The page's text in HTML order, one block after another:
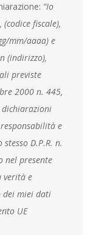
“Io
fiscale),
mm/aaaa) e
(indirizzo),
previste
2000 n. 445,
e
D.P.R. n.
nel presente
verità e
miei dati
UE